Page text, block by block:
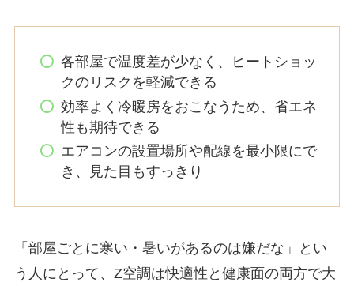
各部屋で温度差が少なく、ヒートショッ
クのリスクを軽減できる
効率よく冷暖房をおこなうため、省エネ
性も期待できる
エアコンの設置場所や配線を最小限にで
き、見た目もすっきり
「部屋ごとに寒い・暑いがあるのは嫌だな」とい
う人にとって、Z空調は快適性と健康面の両方で大